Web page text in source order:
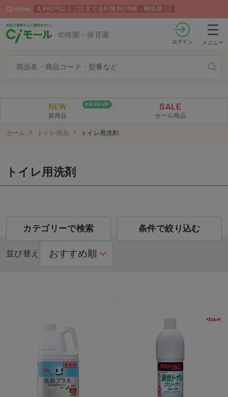
4,990円以上ご注文で送料無料(沖縄・離島除く)
幼稚園・保育園
ログイン メニュー
08/06 UP
NEW
新商品
SALE
セール商品
ホーム トイレ用品 トイレ用洗剤
トイレ用洗剤
カテゴリーで検索 条件で絞り込む
並び替え